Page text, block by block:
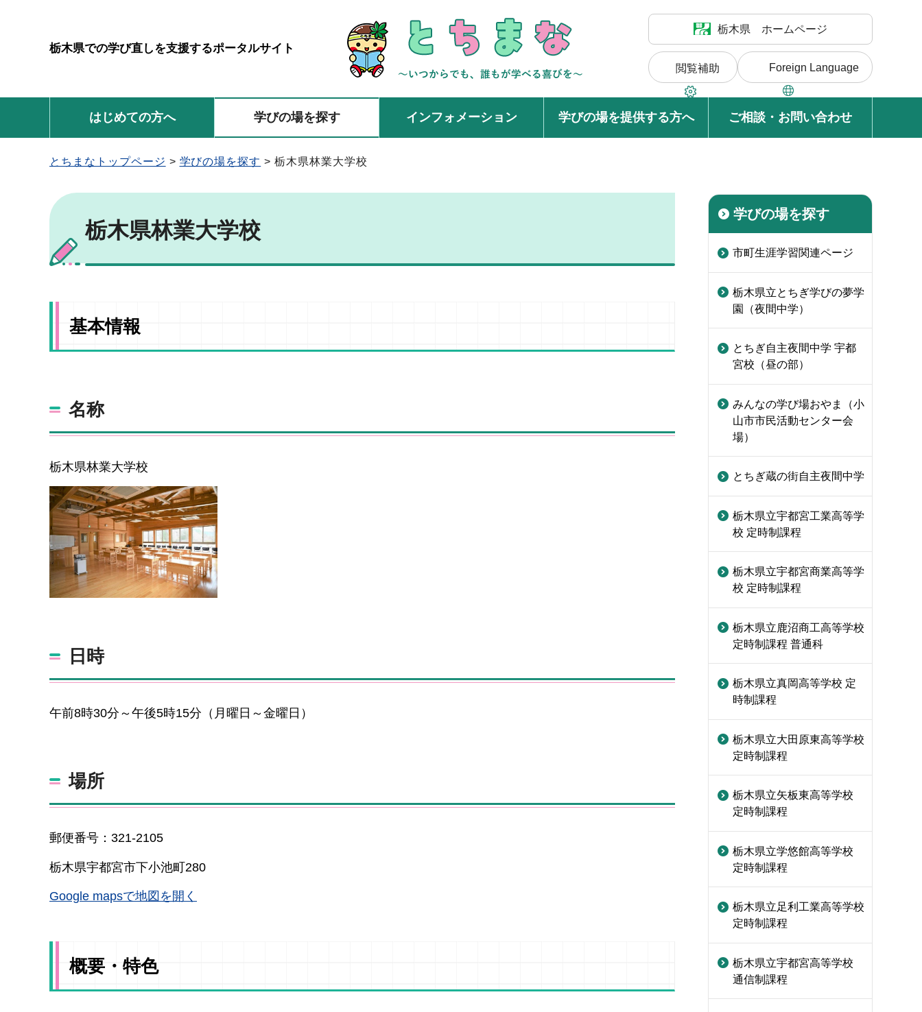
栃木県での学び直しを支援するポータルサイト
栃木県 ホームページ
閲覧補助 Foreign Language
はじめての方へ 学びの場を探す インフォメーション 学びの場を提供する方へ ご相談・お問い合わせ
とちまなトップページ > 学びの場を探す > 栃木県林業大学校
栃木県林業大学校
基本情報
名称
栃木県林業大学校
日時
午前8時30分～午後5時15分（月曜日～金曜日）
場所
郵便番号：321-2105
栃木県宇都宮市下小池町280
Google mapsで地図を開く
概要・特色
学びの場を探す
市町生涯学習関連ページ
栃木県立とちぎ学びの夢学
園（夜間中学）
とちぎ自主夜間中学 宇都
宮校（昼の部）
みんなの学び場おやま（小
山市市民活動センター会
場）
とちぎ蔵の街自主夜間中学
栃木県立宇都宮工業高等学
校 定時制課程
栃木県立宇都宮商業高等学
校 定時制課程
栃木県立鹿沼商工高等学校
定時制課程 普通科
栃木県立真岡高等学校 定
時制課程
栃木県立大田原東高等学校
定時制課程
栃木県立矢板東高等学校
定時制課程
栃木県立学悠館高等学校
定時制課程
栃木県立足利工業高等学校
定時制課程
栃木県立宇都宮高等学校
通信制課程